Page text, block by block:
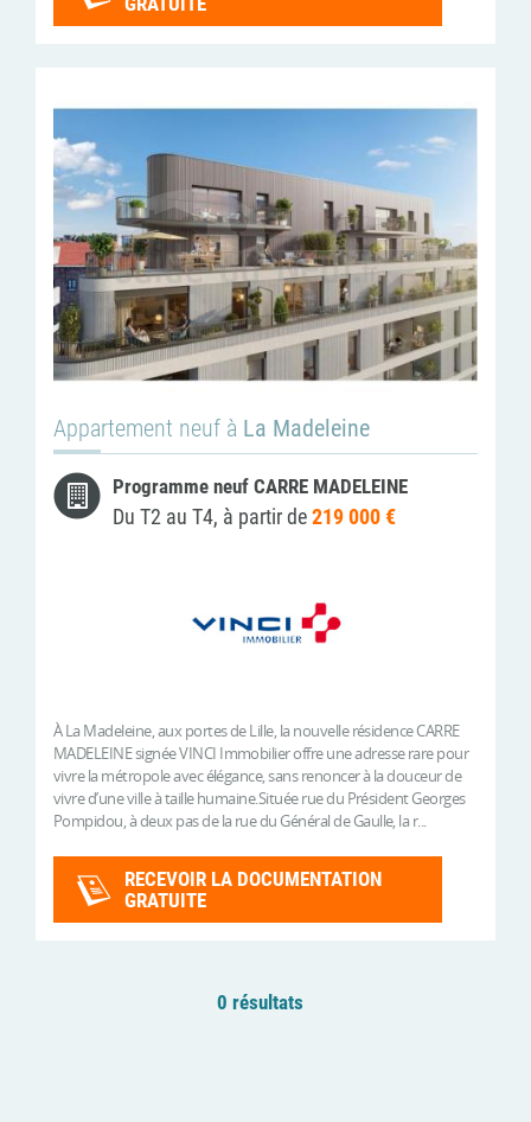
Appartement neuf à La Madeleine
Programme neuf CARRE MADELEINE
Du T2 au T4, à partir de219 000 €
À La Madeleine, aux portes de Lille, la nouvelle résidence CARRE
MADELEINE signée VINCI Immobilier offre une adresse rare pour
vivre la métropole avec élégance, sans renoncer à la douceur de
vivre d’une ville à taille humaine.Située rue du Président Georges
Pompidou, à deux pas de la rue du Général de Gaulle, la r...
RECEVOIR LA DOCUMENTATION
GRATUITE
0 résultats